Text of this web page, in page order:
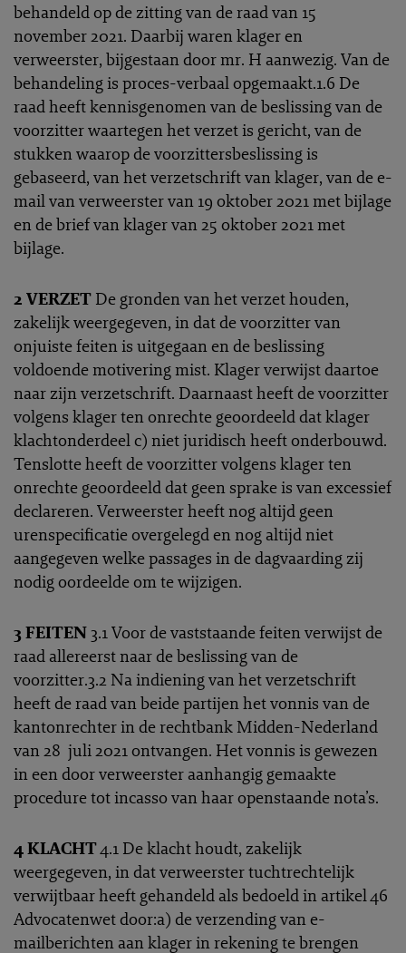
behandeld op de zitting van de raad van 15
november 2021. Daarbij waren klager en
verweerster, bijgestaan door mr. H aanwezig. Van de
behandeling is proces-verbaal opgemaakt.1.6 De
raad heeft kennisgenomen van de beslissing van de
voorzitter waartegen het verzet is gericht, van de
stukken waarop de voorzittersbeslissing is
gebaseerd, van het verzetschrift van klager, van de e-
mail van verweerster van 19 oktober 2021 met bijlage
en de brief van klager van 25 oktober 2021 met
bijlage.
2 VERZET De gronden van het verzet houden,
zakelijk weergegeven, in dat de voorzitter van
onjuiste feiten is uitgegaan en de beslissing
voldoende motivering mist. Klager verwijst daartoe
naar zijn verzetschrift. Daarnaast heeft de voorzitter
volgens klager ten onrechte geoordeeld dat klager
klachtonderdeel c) niet juridisch heeft onderbouwd.
Tenslotte heeft de voorzitter volgens klager ten
onrechte geoordeeld dat geen sprake is van excessief
declareren. Verweerster heeft nog altijd geen
urenspecificatie overgelegd en nog altijd niet
aangegeven welke passages in de dagvaarding zij
nodig oordeelde om te wijzigen.
3 FEITEN 3.1 Voor de vaststaande feiten verwijst de
raad allereerst naar de beslissing van de
voorzitter.3.2 Na indiening van het verzetschrift
heeft de raad van beide partijen het vonnis van de
kantonrechter in de rechtbank Midden-Nederland
van 28 juli 2021 ontvangen. Het vonnis is gewezen
in een door verweerster aanhangig gemaakte
procedure tot incasso van haar openstaande nota’s.
4 KLACHT4.1 De klacht houdt, zakelijk
weergegeven, in dat verweerster tuchtrechtelijk
verwijtbaar heeft gehandeld als bedoeld in artikel 46
Advocatenwet door:a) de verzending van e-
mailberichten aan klager in rekening te brengen